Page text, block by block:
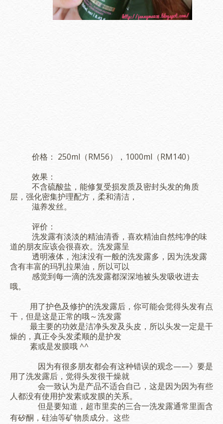
价格： 250ml（RM56），1000ml（RM140）
效果：
不含硫酸盐，能修复受损发质及密封头发的角质
层，强化密集护理配方，柔和清洁，
滋养发丝。
评价：
洗发露有淡淡的精油清香，喜欢精油自然纯净的味
道的朋友应该会很喜欢。洗发露呈
透明液体，泡沫没有一般的洗发露多，因为洗发露
含有丰富的玛乳拉果油，所以可以
感觉到每一滴的洗发露都深深地被头发吸收进去
哦。
用了护色及修护的洗发露后，你可能会觉得头发有点
干，但是这是正常的哦～洗发露
最主要的功效是洁净头发及头皮，所以头发一定是干
燥的，真正令头发柔顺的是护发
素或是发膜哦 ^^
因为有很多朋友都会有这种错误的观念——》要是
用了洗发露后，觉得头发很干燥就
会一致认为是产品不适合自己，这是因为因为有些
人都没有使用护发素或发膜的关系。
但是要知道，超市里卖的三合一洗发露通常里面含
有矽酮，硅油等矿物质成分。这些